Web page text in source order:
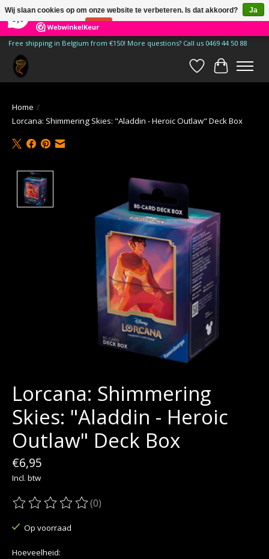
185 Reviews ×
Free shipping in Belgium from €150! More questions? Call us 0469 44 50 88
Verlanglijst
Home /
Lorcana: Shimmering Skies: "Aladdin - Heroic Outlaw" Deck Box
Product image slideshow Items
Lorcana: Shimmering
Skies: "Aladdin - Heroic
Outlaw" Deck Box
€6,95
Incl. btw
De beoordeling van dit product is
(0)
Op voorraad
Hoeveelheid:
Wij slaan cookies op om onze website te verbeteren. Is dat akkoord?
Ja
Nee